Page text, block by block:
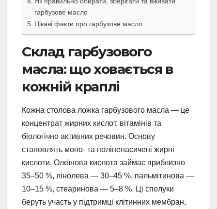
гарбузове масло
Цікаві факти про гарбузове масло
Склад гарбузового
масла: що ховається в
кожній краплі
Кожна столова ложка гарбузового масла — це
концентрат жирних кислот, вітамінів та
біологічно активних речовин. Основу
становлять моно- та поліненасичені жирні
кислоти. Олеїнова кислота займає приблизно
35–50 %, лінолева — 30–45 %, пальмітинова —
10–15 %, стеаринова — 5–8 %. Ці сполуки
беруть участь у підтримці клітинних мембран,